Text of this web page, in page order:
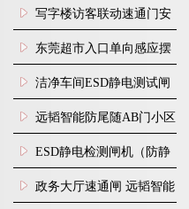
写字楼访客联动速通门安
装
东莞超市入口单向感应摆
闸安装
洁净车间ESD静电测试闸
机
远韬智能防尾随AB门小区
门禁闸机安装
​ESD静电检测闸机（防静
电门禁通道系统）
政务大厅速通闸 远韬智能